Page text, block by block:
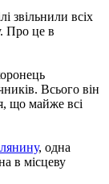
звільнили всіх
Про це в
Всього він
що майже всі
, одна
в місцеву